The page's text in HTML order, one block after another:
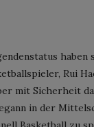
Rui
mit Sicherheit
in der